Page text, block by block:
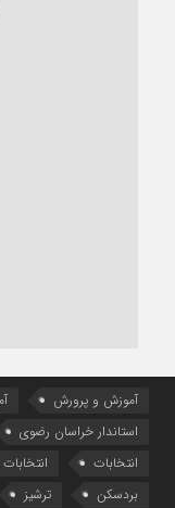
آموزش و پرورش
استاندار خراسان رضوی
انتخابات
بردسکن
ترشیز